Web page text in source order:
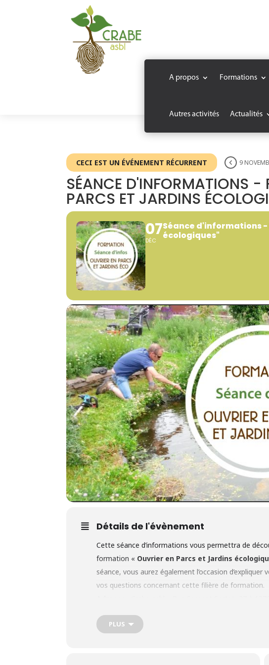
A propos Formations
Autres activités Actualités
CECI EST UN ÉVÉNEMENT RÉCURRENT 9
SÉANCE D'INFORMATIONS -
PARCS ET JARDINS
07
DÉC
Séance d'informations
écologiques"
Détails de l'évènement
Cette séance d’informations vous permettra de
formation « Ouvrier en Parcs et Jardins
séance, vous aurez également l’occasion
vos questions concernant cette filière de formation.
Objectif : Cette formation d’
PLUS